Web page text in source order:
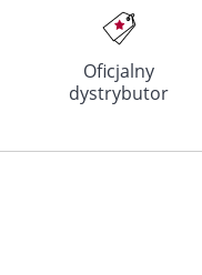
Oficjalny
dystrybutor